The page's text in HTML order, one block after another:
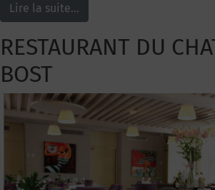
Lire la suite…
RESTAURANT DU
BOST